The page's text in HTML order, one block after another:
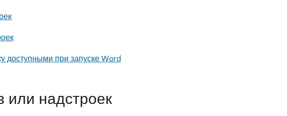
доступными при запуске Word
или надстроек